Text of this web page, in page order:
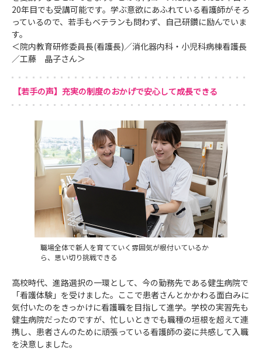
20年目でも受講可能です。学ぶ意欲にあふれている看護師がそろ
っているので、若手もベテランも問わず、自己研鑽に励んでいま
す。
＜院内教育研修委員長(看護長)／消化器内科・小児科病棟看護長
／工藤 晶子さん＞
【若手の声】充実の制度のおかげで安心して成長できる
職場全体で新人を育てていく雰囲気が根付いているか
ら、思い切り挑戦できる
高校時代、進路選択の一環として、今の勤務先である健生病院で
「看護体験」を受けました。ここで患者さんとかかわる面白みに
気付いたのをきっかけに看護職を目指して進学。学校の実習先も
健生病院だったのですが、忙しいときでも職種の垣根を超えて連
携し、患者さんのために頑張っている看護師の姿に共感して入職
を決意しました。